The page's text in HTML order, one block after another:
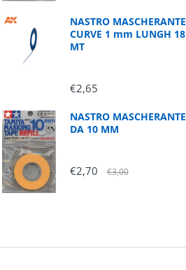
NASTRO MASCHERANTE
CURVE 1 mm LUNGH 18
MT
€2,65
NASTRO MASCHERANTE
DA 10 MM
€2,70 €3,00